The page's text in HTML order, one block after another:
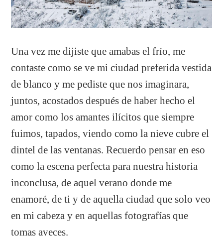
Una vez me dijiste que amabas el frío, me
contaste como se ve mi ciudad preferida vestida
de blanco y me pediste que nos imaginara,
juntos, acostados después de haber hecho el
amor como los amantes ilícitos que siempre
fuimos, tapados, viendo como la nieve cubre el
dintel de las ventanas. Recuerdo pensar en eso
como la escena perfecta para nuestra historia
inconclusa, de aquel verano donde me
enamoré, de ti y de aquella ciudad que solo veo
en mi cabeza y en aquellas fotografías que
tomas aveces.